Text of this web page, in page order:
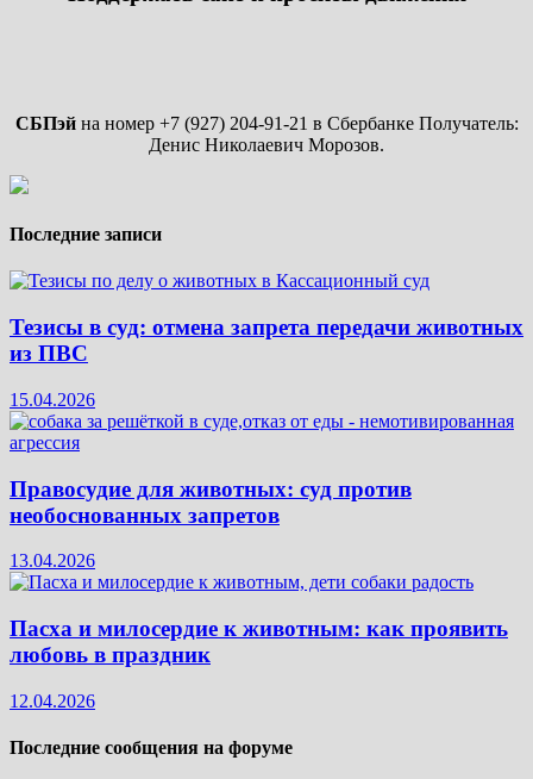
СБПэйна номер +7 (927) 204-91-21 в Сбербанке Получатель:
Денис Николаевич Морозов.
Последние записи
Тезисы в суд: отмена запрета передачи животных
из ПВС
15.04.2026
Правосудие для животных: суд против
необоснованных запретов
13.04.2026
Пасха и милосердие к животным: как проявить
любовь в праздник
12.04.2026
Последние сообщения на форуме